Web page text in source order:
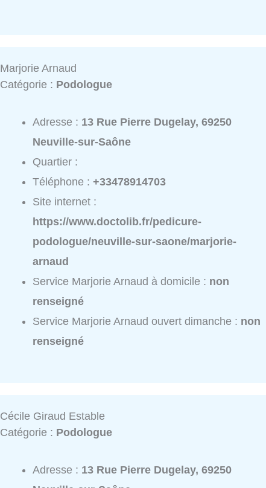
Marjorie Arnaud
Catégorie : Podologue
Adresse : 13 Rue Pierre Dugelay, 69250
Neuville-sur-Saône
Quartier :
Téléphone :+33478914703
Site internet :
https://www.doctolib.fr/pedicure-
podologue/neuville-sur-saone/marjorie-
arnaud
Service Marjorie Arnaud à domicile : non
renseigné
Service Marjorie Arnaud ouvert dimanche : non
renseigné
Cécile Giraud Estable
Catégorie : Podologue
Adresse : 13 Rue Pierre Dugelay, 69250